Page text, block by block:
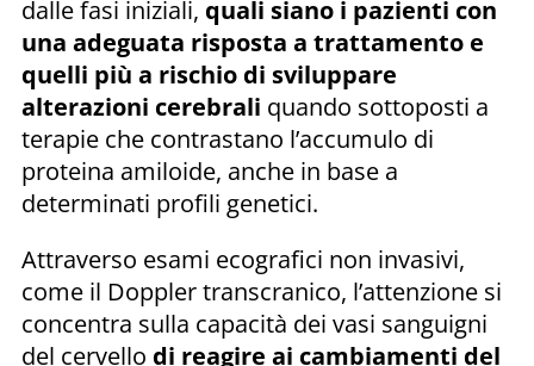
dalle fasi iniziali, quali siano i pazienti con
una adeguata risposta a trattamento e
quelli più a rischio di sviluppare
alterazioni cerebrali quando sottoposti a
terapie che contrastano l’accumulo di
proteina amiloide, anche in base a
determinati profili genetici.
Attraverso esami ecografici non invasivi,
come il Doppler transcranico, l’attenzione si
concentra sulla capacità dei vasi sanguigni
del cervello di reagire ai cambiamenti del